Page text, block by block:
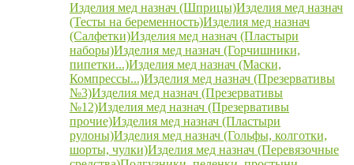
Изделия мед назнач (Шприцы)Изделия мед назнач
(Тесты на беременность)Изделия мед назнач
(Салфетки)Изделия мед назнач (Пластыри
наборы)Изделия мед назнач (Горчишники,
пипетки...)Изделия мед назнач (Маски,
Компрессы...)Изделия мед назнач (Презервативы
№3)Изделия мед назнач (Презервативы
№12)Изделия мед назнач (Презервативы
прочие)Изделия мед назнач (Пластыри
рулоны)Изделия мед назнач (Гольфы, колготки,
шорты, чулки)Изделия мед назнач (Перевязочные